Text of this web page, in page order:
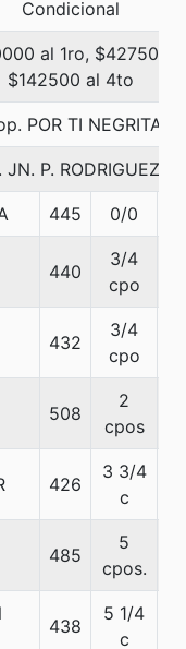
Condicional
al 1ro, $427500
$142500 al 4to
POR TI NEGRITA
P. RODRIGUEZ E.
445 0/0
440
3/4
cpo
432
3/4
cpo
508
2
cpos
426
3 3/4
c
485
5
cpos.
438
5 1/4
c